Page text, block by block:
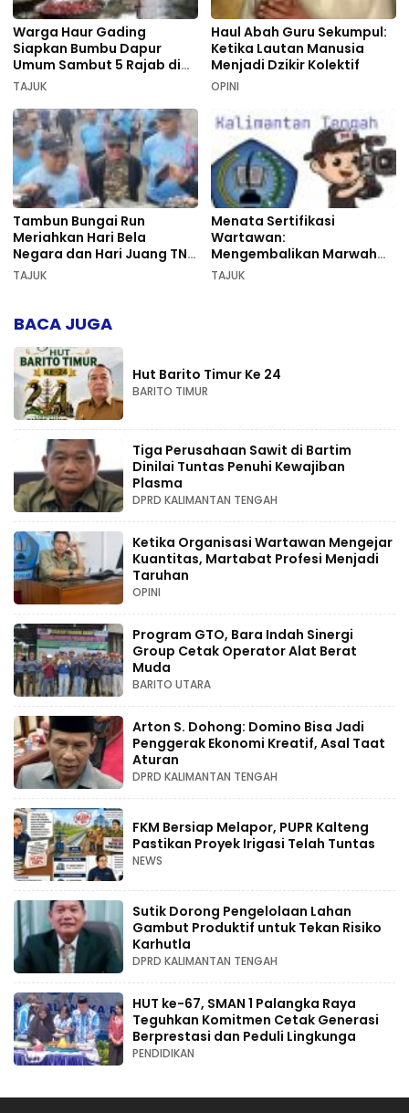
Warga Haur Gading
Siapkan Bumbu Dapur
Umum Sambut 5 Rajab di
Sekumpul
TAJUK
Haul Abah Guru Sekumpul:
Ketika Lautan Manusia
Menjadi Dzikir Kolektif
OPINI
Tambun Bungai Run
Meriahkan Hari Bela
Negara dan Hari Juang TNI
AD di Palangka Raya
TAJUK
Menata Sertifikasi
Wartawan:
Mengembalikan Marwah
Pers dan Keadilan
TAJUK
BACA JUGA
Hut Barito Timur Ke 24
BARITO TIMUR
Tiga Perusahaan Sawit di Bartim
Dinilai Tuntas Penuhi Kewajiban
Plasma
DPRD KALIMANTAN TENGAH
Ketika Organisasi Wartawan Mengejar
Kuantitas, Martabat Profesi Menjadi
Taruhan
OPINI
Program GTO, Bara Indah Sinergi
Group Cetak Operator Alat Berat
Muda
BARITO UTARA
Arton S. Dohong: Domino Bisa Jadi
Penggerak Ekonomi Kreatif, Asal Taat
Aturan
DPRD KALIMANTAN TENGAH
FKM Bersiap Melapor, PUPR Kalteng
Pastikan Proyek Irigasi Telah Tuntas
NEWS
Sutik Dorong Pengelolaan Lahan
Gambut Produktif untuk Tekan Risiko
Karhutla
DPRD KALIMANTAN TENGAH
HUT ke-67, SMAN 1 Palangka Raya
Teguhkan Komitmen Cetak Generasi
Berprestasi dan Peduli Lingkunga
PENDIDIKAN